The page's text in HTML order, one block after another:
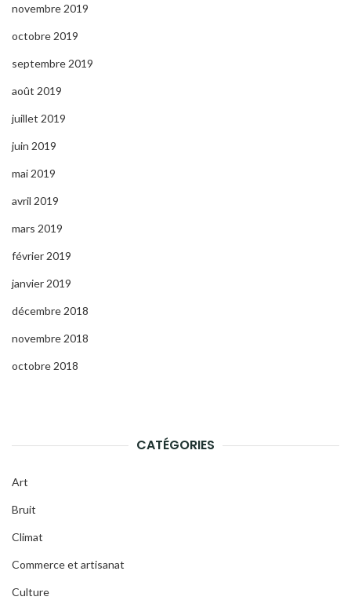
novembre 2019
octobre 2019
septembre 2019
août 2019
juillet 2019
juin 2019
mai 2019
avril 2019
mars 2019
février 2019
janvier 2019
décembre 2018
novembre 2018
octobre 2018
CATÉGORIES
Art
Bruit
Climat
Commerce et artisanat
Culture